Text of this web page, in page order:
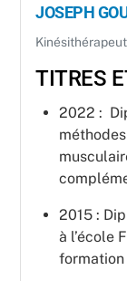
JOSEPH
TITRES
2022 :
2015 :
à l’école
formation